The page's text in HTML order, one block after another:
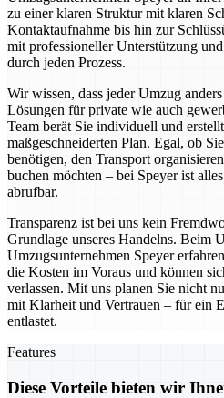
zu einer klaren Struktur mit klaren
Kontaktaufnahme bis hin zur
mit professioneller Unterstützung
durch jeden Prozess.
Wir wissen, dass jeder Umzug
Lösungen für private wie auch
Team berät Sie individuell und
maßgeschneiderten Plan. Egal, ob
benötigen, den Transport
buchen möchten – bei Speyer ist
abrufbar.
Transparenz ist bei uns kein
Grundlage unseres Handelns. Beim
Umzugsunternehmen Speyer
die Kosten im Voraus und können
verlassen. Mit uns planen Sie nicht
mit Klarheit und Vertrauen – für ein
entlastet.
Features
Diese Vorteile bieten wir